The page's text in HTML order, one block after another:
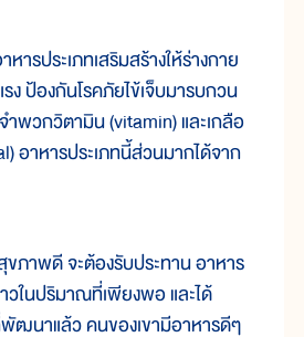
ประเภทเสริมสร้างให้ร่างกาย
รง ป้องกันโรคภัยไข้เจ็บมารบกวน
ำพวกวิตามิน (vitamin) และเกลือ
อาหารประเภทนี้ส่วนมากได้จาก
าพดี จะต้องรับประทาน อาหาร
วในปริมาณที่เพียงพอ และได้
ฒนาแล้ว คนของเขามีอาหารดีๆ